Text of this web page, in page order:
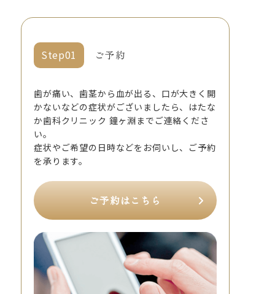
ご予約
歯が痛い、歯茎から血が出る、口が大きく開
かないなどの症状がございましたら、はたな
か歯科クリニック 鐘ヶ淵までご連絡くださ
い。
症状やご希望の日時などをお伺いし、ご予約
を承ります。
ご予約はこちら